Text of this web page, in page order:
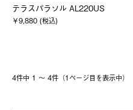
テラスパラソル AL220US
￥9,880 (税込)
4件中 1 〜 4件（1ページ⽬を表⽰中）